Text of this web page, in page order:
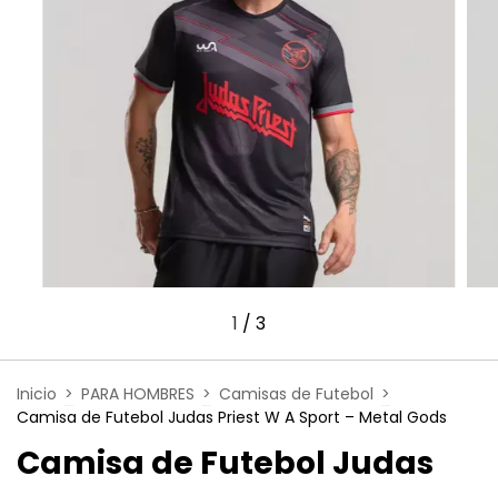
1 / 3
Inicio > PARA HOMBRES > Camisas de Futebol >
Camisa de Futebol Judas Priest W A Sport – Metal Gods
Camisa de Futebol Judas